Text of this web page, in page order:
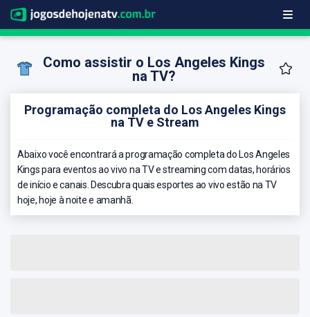
Como assistir o Los Angeles Kings
na TV?
Programação completa do Los Angeles Kings
na TV e Stream
Abaixo você encontrará a programação completa do Los Angeles
Kings para eventos ao vivo na TV e streaming com datas, horários
de início e canais. Descubra quais esportes ao vivo estão na TV
hoje, hoje à noite e amanhã.